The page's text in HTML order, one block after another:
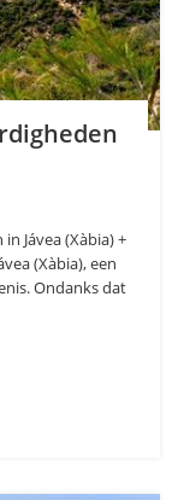
Jávea (Xàbia) +
(Xàbia), een
Ondanks dat